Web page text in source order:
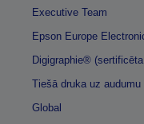
Executive Team
Epson Europe
Digigraphie®
Tiešā druka uz audumu
Global